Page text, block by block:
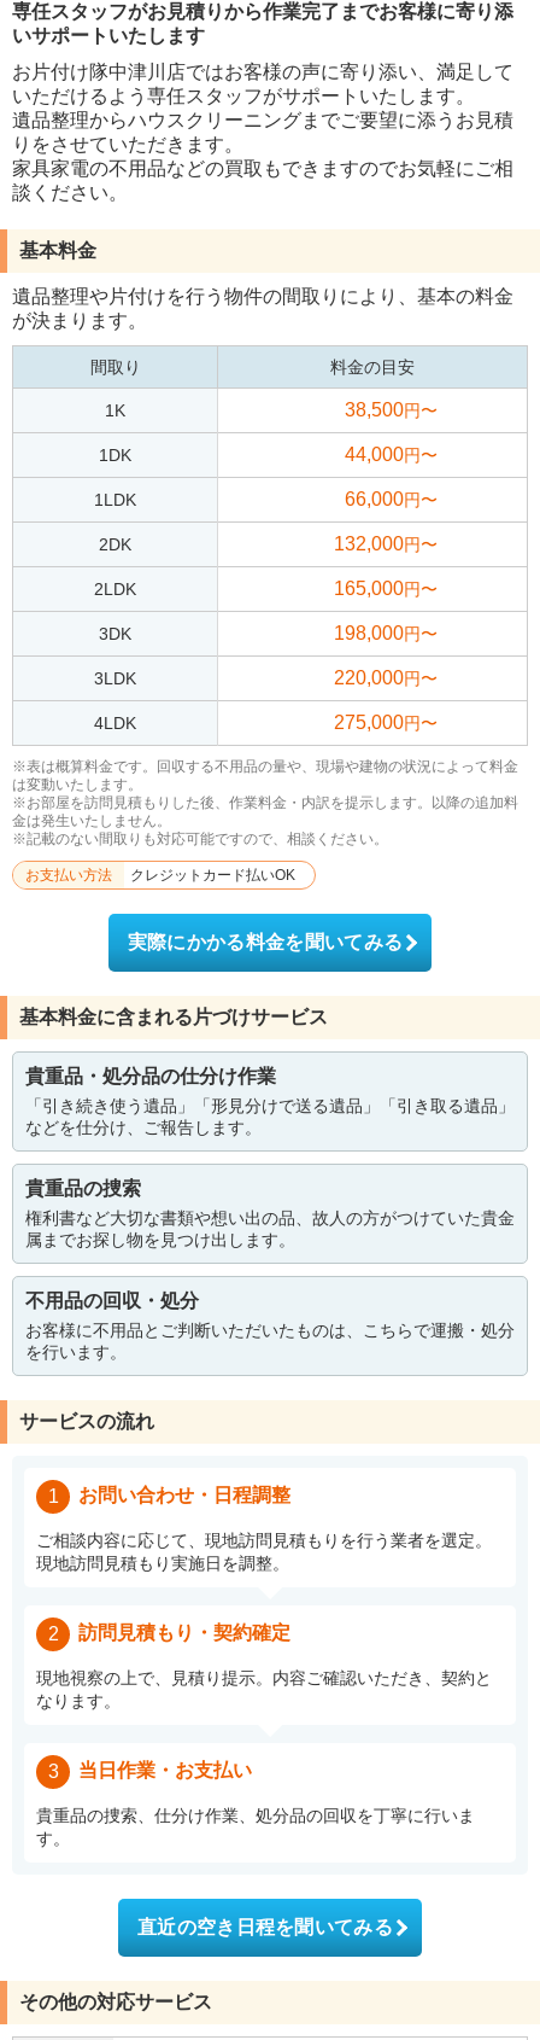
専任スタッフがお見積りから作業完了までお客様に寄り添
いサポートいたします
お片付け隊中津川店ではお客様の声に寄り添い、満足して
いただけるよう専任スタッフがサポートいたします。
遺品整理からハウスクリーニングまでご要望に添うお見積
りをさせていただきます。
家具家電の不用品などの買取もできますのでお気軽にご相
談ください。
基本料金
遺品整理や片付けを行う物件の間取りにより、基本の料金
が決まります。
間取り 料金の目安
1K 38,500円〜
1DK 44,000円〜
1LDK 66,000円〜
2DK 132,000円〜
2LDK 165,000円〜
3DK 198,000円〜
3LDK 220,000円〜
4LDK 275,000円〜
※表は概算料金です。回収する不用品の量や、現場や建物の状況によって料金
は変動いたします。
※お部屋を訪問見積もりした後、作業料金・内訳を提示します。以降の追加料
金は発生いたしません。
※記載のない間取りも対応可能ですので、相談ください。
お支払い方法 クレジットカード払いOK
実際にかかる料金を聞いてみる
基本料金に含まれる片づけサービス
貴重品・処分品の仕分け作業
「引き続き使う遺品」「形見分けで送る遺品」「引き取る遺品」
などを仕分け、ご報告します。
貴重品の捜索
権利書など大切な書類や想い出の品、故人の方がつけていた貴金
属までお探し物を見つけ出します。
不用品の回収・処分
お客様に不用品とご判断いただいたものは、こちらで運搬・処分
を行います。
サービスの流れ
1 お問い合わせ・日程調整
ご相談内容に応じて、現地訪問見積もりを行う業者を選定。
現地訪問見積もり実施日を調整。
2 訪問見積もり・契約確定
現地視察の上で、見積り提示。内容ご確認いただき、契約と
なります。
3 当日作業・お支払い
貴重品の捜索、仕分け作業、処分品の回収を丁寧に行いま
す。
直近の空き日程を聞いてみる
その他の対応サービス